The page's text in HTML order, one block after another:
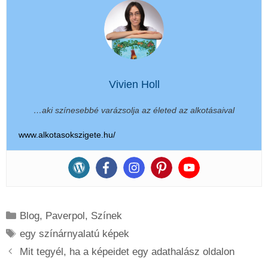
Vivien Holl
…aki színesebbé varázsolja az életed az alkotásaival
www.alkotasokszigete.hu/
Kategória
Blog, Paverpol, Színek
Címkék
egy színárnyalatú képek
Mit tegyél, ha a képeidet egy adathalász oldalon